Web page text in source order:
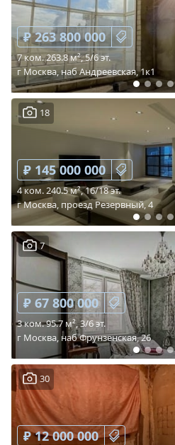
₽ 263 800 000
7 ком. 263.8 м², 5/6 эт.
г Москва, наб Андреевская, 1к1
18
₽ 145 000 000
4 ком. 240.5 м², 16/18 эт.
г Москва, проезд Резервный, 4
7
₽ 67 800 000
3 ком. 95.7 м², 3/6 эт.
г Москва, наб Фрунзенская, 26
30
₽ 12 000 000